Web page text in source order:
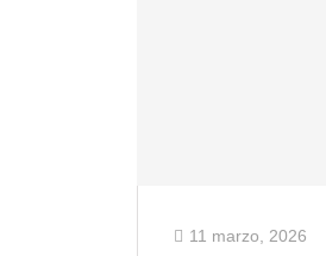
11 marzo, 2026